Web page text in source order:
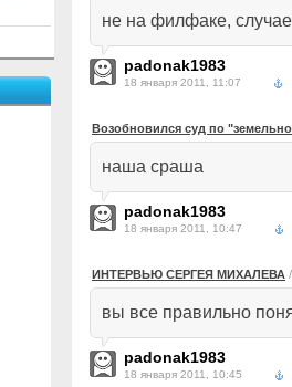
не на филфаке,
padonak1983
18 января 2011, 11:07
Возобновился суд по
наша сраша
padonak1983
18 января 2011, 10:47
ИНТЕРВЬЮ СЕРГЕЯ МИХАЛЕВА
вы все правильно
padonak1983
18 января 2011, 10:45